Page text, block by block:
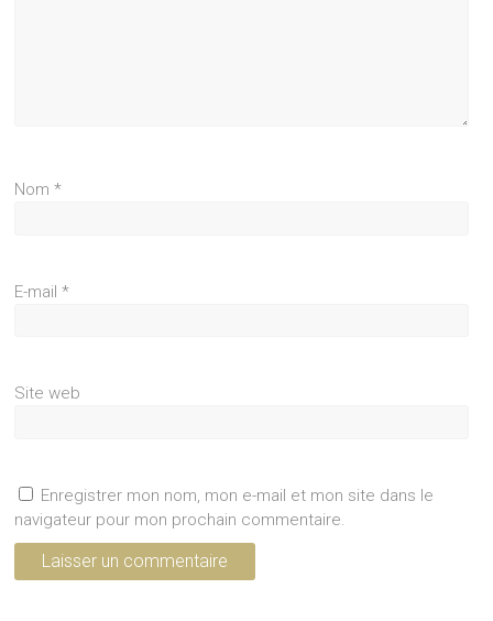
Nom*
E-mail*
Site web
Enregistrer mon nom, mon e-mail et mon site dans le
navigateur pour mon prochain commentaire.